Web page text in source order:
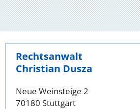
Rechtsanwalt
Christian Dusza
Neue Weinsteige 2
70180 Stuttgart